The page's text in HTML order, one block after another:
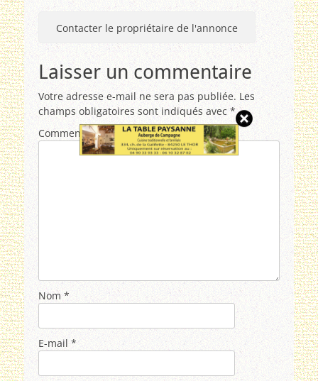
Contacter le propriétaire de l'annonce
Laisser un commentaire
Votre adresse e-mail ne sera pas publiée. Les
champs obligatoires sont indiqués avec*
Commentaire*
Nom*
E-mail*